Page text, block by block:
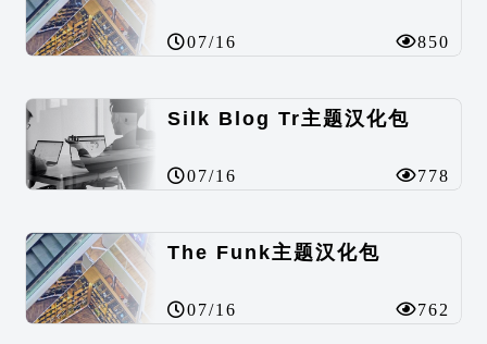
07/16 850
Silk Blog Tr主题汉化包
07/16 778
The Funk主题汉化包
07/16 762